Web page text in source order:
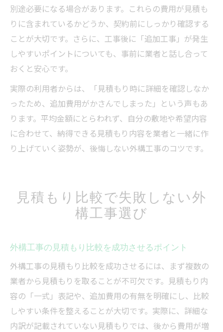
別途必要になる場合があります。これらの費用が見積も
りに含まれているかどうか、契約前にしっかり確認する
ことが大切です。さらに、工事後に「追加工事」が発生
しやすいポイントについても、事前に業者と話し合って
おくと安心です。
実際の利用者からは、「見積もり時に詳細を確認しなか
ったため、追加費用がかさんでしまった」という声もあ
ります。平均金額にとらわれず、自分の敷地や希望内容
に合わせて、納得できる見積もり内容を業者と一緒に作
り上げていく姿勢が、後悔しない外構工事のコツです。
見積もり比較で失敗しない外
構工事選び
外構工事の見積もり比較を成功させるポイント
外構工事の見積もり比較を成功させるには、まず複数の
業者から見積もりを取ることが不可欠です。見積もり内
容の「一式」表記や、追加費用の有無を明確にし、比較
しやすい条件を整えることが大切です。実際に、詳細な
内訳が記載されていない見積もりでは、後から費用が増